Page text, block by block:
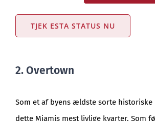
TJEK ESTA STATUS NU
2. Overtown
Som et af byens ældste sorte historiske
dette Miamis mest livlige kvarter. Som